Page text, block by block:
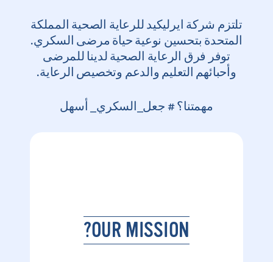
تلتزم شركة ايرليكيد للرعاية الصحية المملكة
المتحدة بتحسين نوعية حياة مرضى السكري.
توفر فرق الرعاية الصحية لدينا للمرضى
وأحبائهم التعليم والدعم وتخصيص الرعاية.
مهمتنا؟ # جعل_السكري_ أسهل
OUR MISSION?